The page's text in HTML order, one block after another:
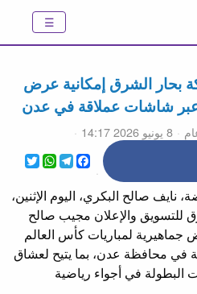
بحار الشرق إمكانية عرض
عبر شاشات عملاقة في عدن
8 يونيو 2026 14:17
Twitter
WhatsApp
Telegram
Facebook
نايف صالح البكري، اليوم الإثنين،
للتسويق والإعلان مجيب صالح
جماهيرية لمباريات كأس العالم
في محافظة عدن، بما يتيح لعشاق
البطولة في أجواء رياضية